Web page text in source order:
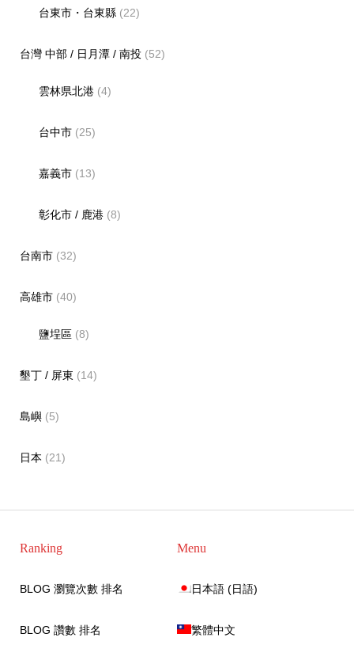
台東市・台東縣 (22)
台灣 中部 / 日月潭 / 南投(52)
雲林県北港 (4)
台中市 (25)
嘉義市 (13)
彰化市 / 鹿港 (8)
台南市(32)
高雄市(40)
鹽埕區 (8)
墾丁 / 屏東 (14)
島嶼(5)
日本 (21)
Ranking
BLOG 瀏覽次數 排名
BLOG 讚數 排名
Menu
日本語 (日語)
繁體中文